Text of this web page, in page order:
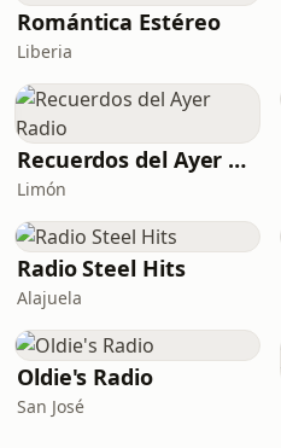
Romántica Estéreo
Liberia
Recuerdos del Ayer Radio
Limón
Radio Steel Hits
Alajuela
Oldie's Radio
San José